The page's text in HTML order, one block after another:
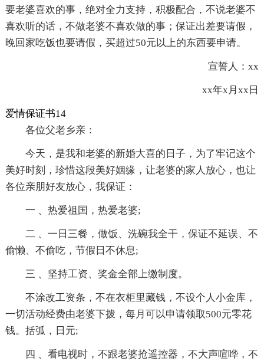
要老婆喜欢的事，绝对全力支持，积极配合，不说老婆不
喜欢听的话，不做老婆不喜欢做的事；保证出差要请假，
晚回家吃饭也要请假，买超过50元以上的东西要申请。
宣誓人：xx
xx年x月xx日
爱情保证书14
各位父老乡亲：
今天，是我和老婆的新婚大喜的日子，为了牢记这个
美好时刻，珍惜这段美好姻缘，让老婆的家人放心，也让
各位亲朋好友放心，我保证：
一 、热爱祖国，热爱老婆;
二 、一日三餐，做饭、洗碗我全干，保证不延误、不
偷懒、不偷吃，节假日不休息;
三 、坚持工资、奖金全部上缴制度。
不涂改工资条，不在衣柜里藏钱，不设个人小金库，
一切活动经费由老婆下拨，每月可以申请领取500元零花
钱。括弧，日元;
四 、看电视时，不跟老婆抢遥控器，不大声喧哗，不